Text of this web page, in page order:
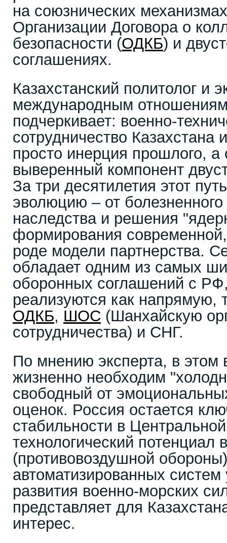
на союзнических
Организации Договора о
безопасности (ОДКБ) и
соглашениях.
Казахстанский политолог и
международным
подчеркивает: военно-
сотрудничество Казахстана
просто инерция прошлого, а
выверенный компонент
За три десятилетия этот
эволюцию – от болезненного
наследства и решения
формирования
роде модели партнерства.
обладает одним из самых
оборонных соглашений с
реализуются как напрямую,
ОДКБ, ШОС (Шанхайскую
сотрудничества) и СНГ.
По мнению эксперта, в этом
жизненно необходим
свободный от
оценок. Россия остается
стабильности в
технологический
(противовоздушной
автоматизированных
развития военно-морских
представляет для
интерес.